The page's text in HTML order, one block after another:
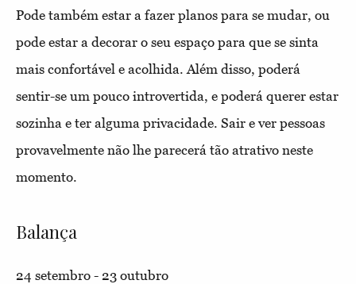
Pode também estar a fazer planos para se mudar, ou
pode estar a decorar o seu espaço para que se sinta
mais confortável e acolhida. Além disso, poderá
sentir-se um pouco introvertida, e poderá querer estar
sozinha e ter alguma privacidade. Sair e ver pessoas
provavelmente não lhe parecerá tão atrativo neste
momento.
Balança
24 setembro - 23 outubro